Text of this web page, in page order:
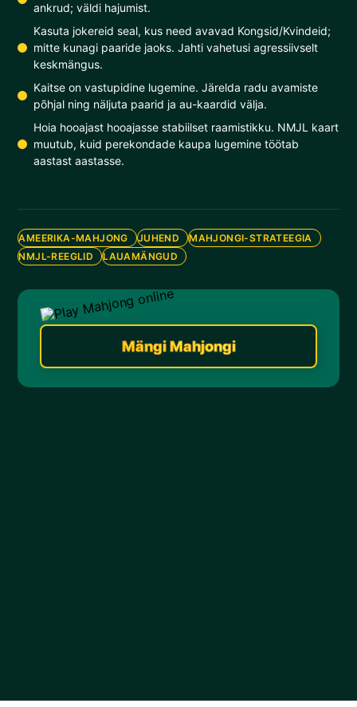
ankrud; väldi hajumist.
Kasuta jokereid seal, kus need avavad Kongsid/Kvindeid;
mitte kunagi paaride jaoks. Jahti vahetusi agressiivselt
keskmängus.
Kaitse on vastupidine lugemine. Järelda radu avamiste
põhjal ning näljuta paarid ja au-kaardid välja.
Hoia hooajast hooajasse stabiilset raamistikku. NMJL kaart
muutub, kuid perekondade kaupa lugemine töötab
aastast aastasse.
AMEERIKA-MAHJONG JUHEND
MAHJONGI-STRATEEGIA
NMJL-REEGLID
LAUAMÄNGUD
Mängi Mahjongi